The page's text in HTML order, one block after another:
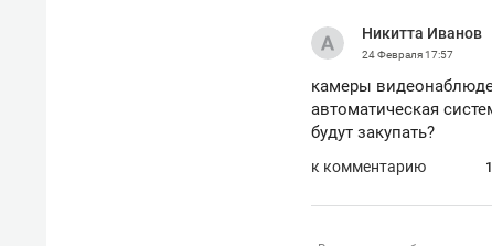
Никитта Иванов
24 Февраля17:57
камеры
автоматическая
будут закупать?
к комментарию 1